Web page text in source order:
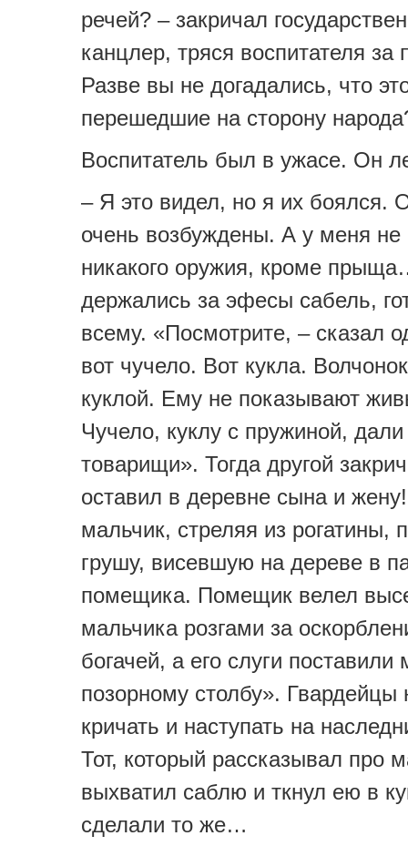
речей? – закричал
канцлер, тряся воспитателя за
Разве вы не догадались, что
перешедшие на сторону
Воспитатель был в ужасе. Он
– Я это видел, но я их боялся.
очень возбуждены. А у меня
никакого оружия, кроме
держались за эфесы сабель,
всему. «Посмотрите, – сказал
вот чучело. Вот кукла.
куклой. Ему не показывают
Чучело, куклу с пружиной,
товарищи». Тогда другой
оставил в деревне сына и
мальчик, стреляя из рогатины,
грушу, висевшую на дереве в
помещика. Помещик велел
мальчика розгами за
богачей, а его слуги
позорному столбу». Гвардейцы
кричать и наступать на
Тот, который рассказывал про
выхватил саблю и ткнул ею в
сделали то же…